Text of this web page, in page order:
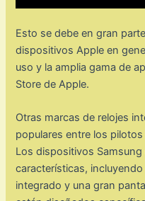
Esto se debe en gran
dispositivos Apple en
uso y la amplia gama de
Store de Apple.
Otras marcas de relojes
populares entre los
Los dispositivos
características,
integrado y una gran